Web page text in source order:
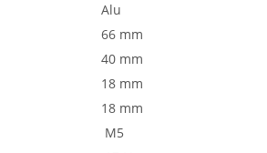
Alu
66 mm
40 mm
18 mm
18 mm
M5